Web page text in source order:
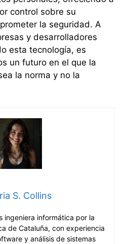
control sobre su
la seguridad. A
y desarrolladores
esta tecnología, es
un futuro en el que la
la norma y no la
S. Collins
ingeniera informática por la
de Cataluña, con experiencia
y análisis de sistemas